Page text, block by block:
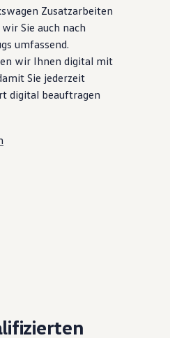
Zusatzarbeiten
Sie auch nach
umfassend.
wir Ihnen digital mit
Sie jederzeit
digital beauftragen